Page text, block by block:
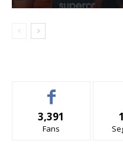
3,391
Fans